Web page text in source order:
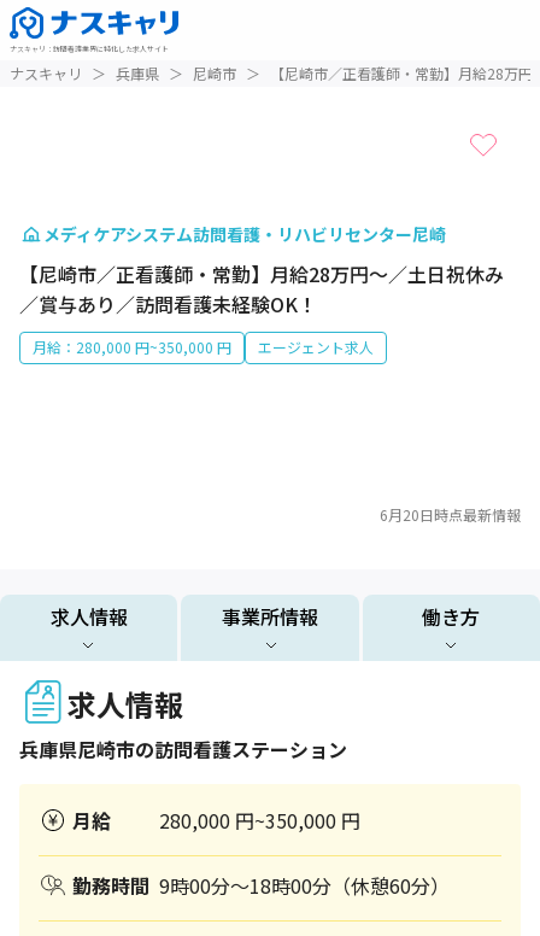
ナスキャリ ： 訪問看護業界に特化した求人サイト
ナスキャリ ＞ 兵庫県 ＞ 尼崎市 ＞ 【尼崎市／正看護師・常勤】月給28万
メディケアシステム訪問看護・リハビリセンター尼崎
【尼崎市／正看護師・常勤】月給28万円～／土日祝休み
／賞与あり／訪問看護未経験OK！
月給：280,000 円~350,000 円 エージェント求人
6月20日時点最新情報
求人情報 事業所情報 働き方
求人情報
兵庫県尼崎市の訪問看護ステーション
月給 280,000 円~350,000 円
勤務時間 9時00分～18時00分（休憩60分）